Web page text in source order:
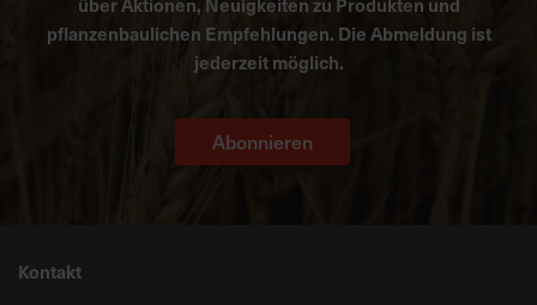
pflanzenbaulichen Empfehlungen. Die Abmeldung ist
jederzeit möglich.
Abonnieren
Kontakt